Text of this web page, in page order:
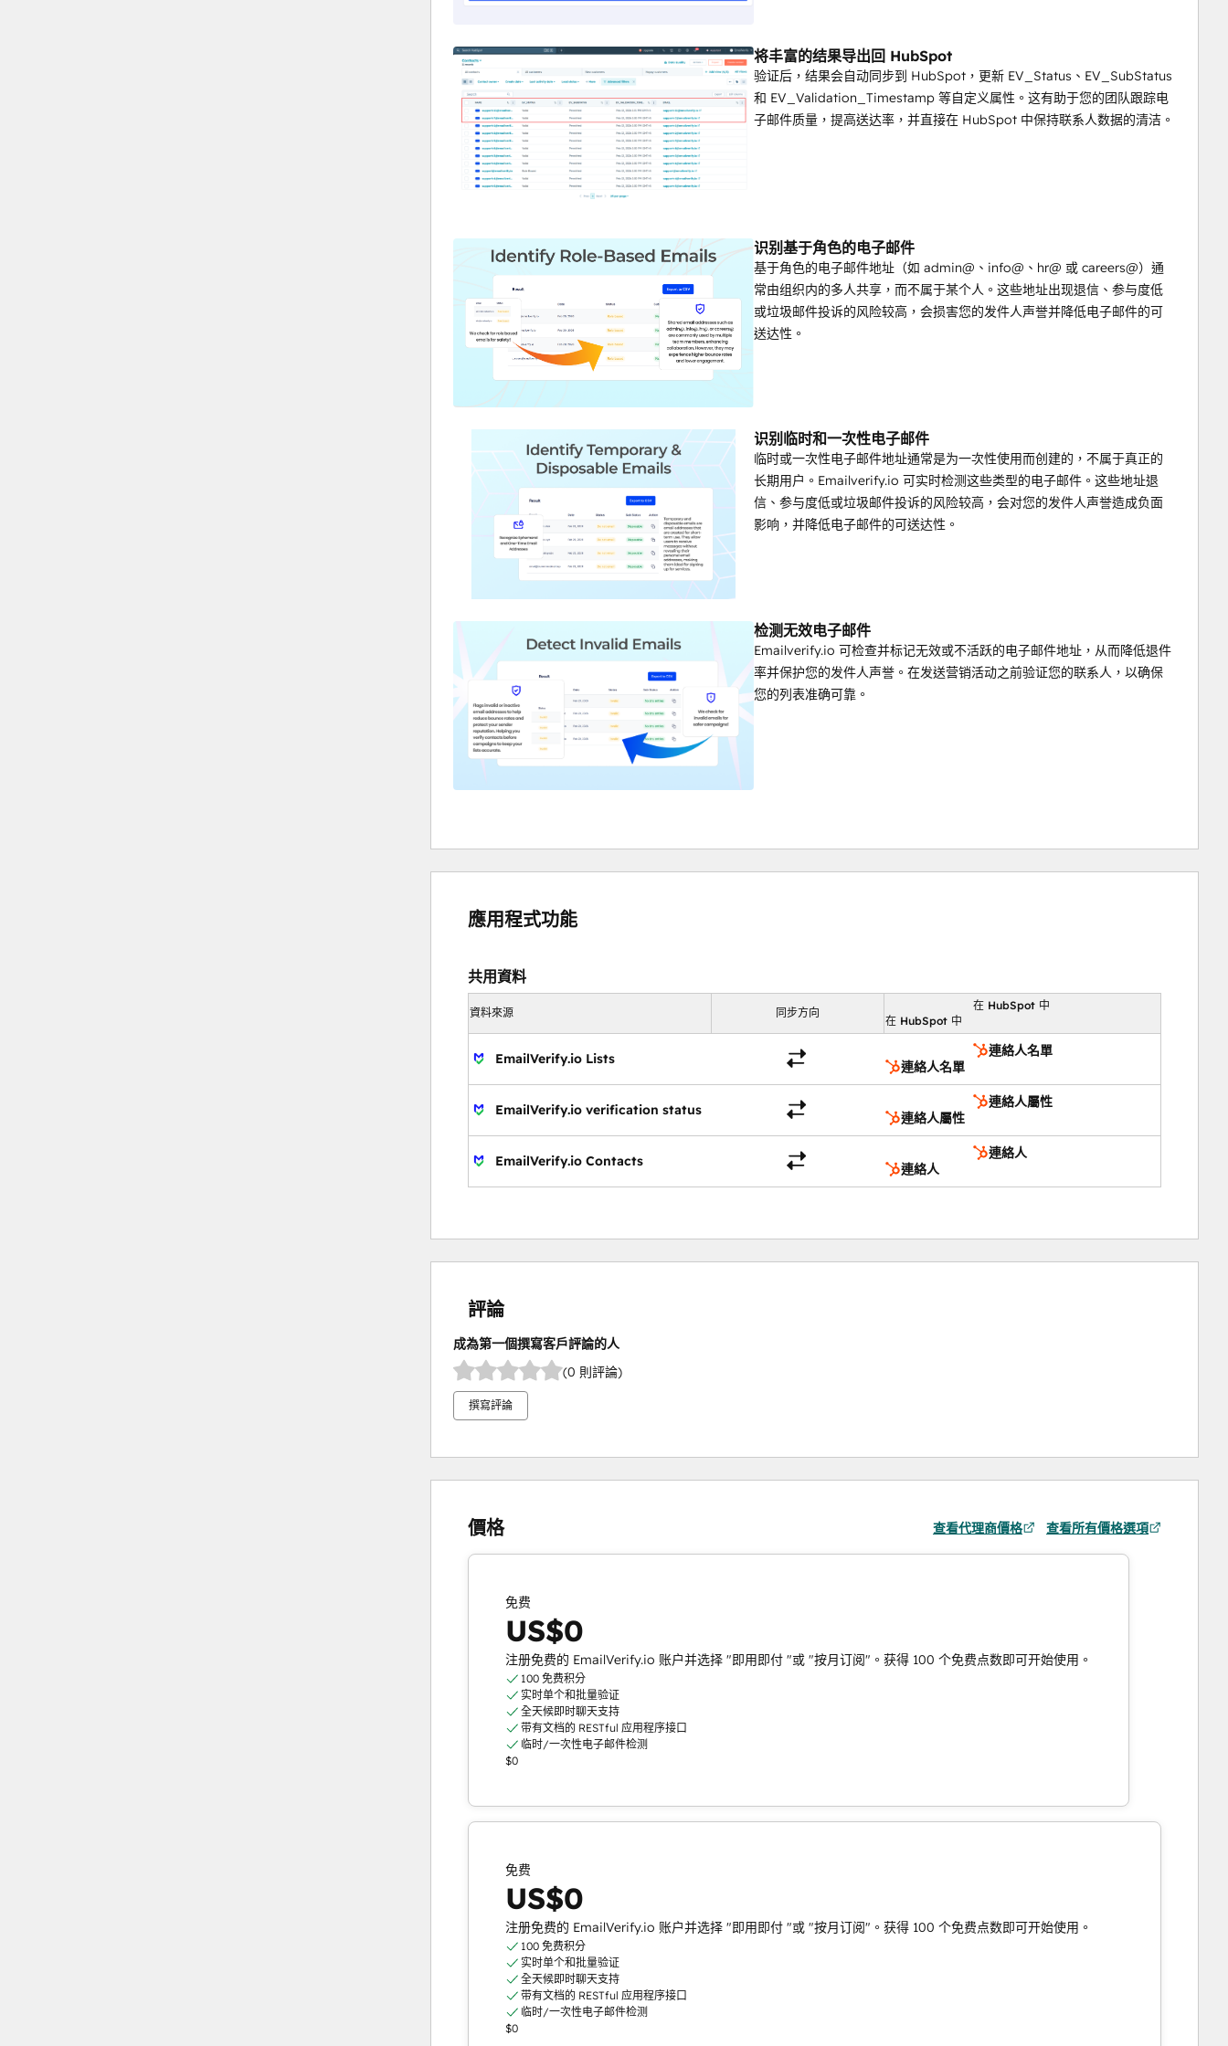
HubSpot，从而实现更智能的细分、更简洁的工作流和数据驱动的决策。
为什么要将 EmailVerify.io 连接到 HubSpot？
因为干净的数据能带来更好的营销结果。
通过将EmailVerify.io
与 HubSpot 集成，团队可以
降低跳出率
保护发件人声誉
改善收件箱位置
做出更明智的细分和自动化决策
将丰富的结果导出回 HubSpot
验证后，结果会自动同步到 HubSpot，更新 EV_Status、EV_SubStatus
和 EV_Validation_Timestamp 等自定义属性。这有助于您的团队跟踪电
子邮件质量，提高送达率，并直接在 HubSpot 中保持联系人数据的清洁。
识别基于角色的电子邮件
基于角色的电子邮件地址（如 admin@、info@、hr@ 或 careers@）通
常由组织内的多人共享，而不属于某个人。这些地址出现退信、参与度低
或垃圾邮件投诉的风险较高，会损害您的发件人声誉并降低电子邮件的可
送达性。
识别临时和一次性电子邮件
临时或一次性电子邮件地址通常是为一次性使用而创建的，不属于真正的
长期用户。Emailverify.io 可实时检测这些类型的电子邮件。这些地址退
信、参与度低或垃圾邮件投诉的风险较高，会对您的发件人声誉造成负面
影响，并降低电子邮件的可送达性。
检测无效电子邮件
Emailverify.io 可检查并标记无效或不活跃的电子邮件地址，从而降低退件
率并保护您的发件人声誉。在发送营销活动之前验证您的联系人，以确保
您的列表准确可靠。
應用程式功能
共用資料
資料來源 同步方向
在 HubSpot 中
在 HubSpot 中
EmailVerify.io Lists
連絡人名單
連絡人名單
EmailVerify.io verification status
連絡人屬性
連絡人屬性
EmailVerify.io Contacts
連絡人
連絡人
評論
成為第一個撰寫客戶評論的人
(0 則評論)
撰寫評論
價格 查看代理商價格 查看所有價格選項
免费
US$0
注册免费的 EmailVerify.io 账户并选择 "即用即付 "或 "按月订阅"。获得 100 个免费点数即可开始使用。
100 免费积分
实时单个和批量验证
全天候即时聊天支持
带有文档的 RESTful 应用程序接口
临时/一次性电子邮件检测
$0
免费
US$0
注册免费的 EmailVerify.io 账户并选择 "即用即付 "或 "按月订阅"。获得 100 个免费点数即可开始使用。
100 免费积分
实时单个和批量验证
全天候即时聊天支持
带有文档的 RESTful 应用程序接口
临时/一次性电子邮件检测
$0